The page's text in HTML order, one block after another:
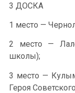
3 ДОСКА
1 место —
2 место —
школы);
3 место —
Героя